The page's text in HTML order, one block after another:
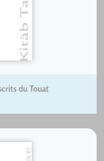
du Touat